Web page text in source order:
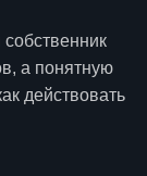
а понятную
действовать